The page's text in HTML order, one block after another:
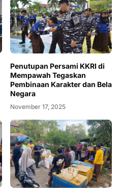
Penutupan Persami KKRI di
Mempawah Tegaskan
Pembinaan Karakter dan Bela
Negara
November 17, 2025